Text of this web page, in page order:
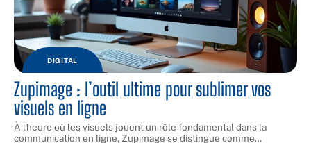
DIGITAL
Zupimage : l’outil ultime pour sublimer vos
visuels en ligne
À l'heure où les visuels jouent un rôle fondamental dans la
communication en ligne, Zupimage se distingue comme…